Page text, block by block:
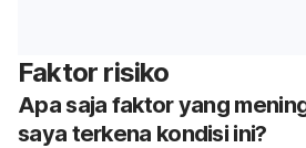
Faktor risiko
Apa saja faktor yang
saya terkena kondisi ini?